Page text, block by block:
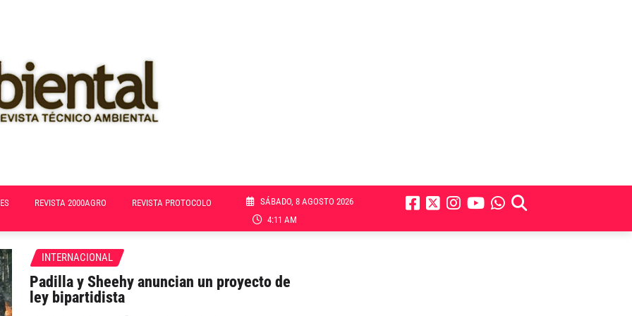
REVISTA 2000AGRO REVISTA PROTOCOLO
SÁBADO, 8 AGOSTO 2026
4:11 AM
INTERNACIONAL
Padilla y Sheehy anuncian un proyecto de
ley bipartidista